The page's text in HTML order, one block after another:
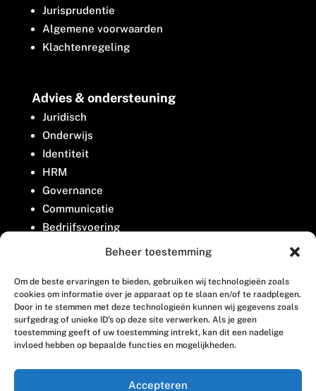
Beheer toestemming
Om de beste ervaringen te bieden, gebruiken wij technologieën zoals
cookies om informatie over je apparaat op te slaan en/of te raadplegen.
Door in te stemmen met deze technologieën kunnen wij gegevens zoals
surfgedrag of unieke ID's op deze site verwerken. Als je geen
toestemming geeft of uw toestemming intrekt, kan dit een nadelige
invloed hebben op bepaalde functies en mogelijkheden.
Accepteren
Jurisprudentie
Algemene voorwaarden
Klachtenregeling
Advies & ondersteuning
Juridisch
Onderwijs
Identiteit
HRM
Governance
Communicatie
Bedrijfsvoering
Belangenbehartiging
Contact
Houttuinlaan 8
3447 GM Woerden